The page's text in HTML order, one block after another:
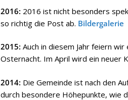
2016: 2016 ist nicht besonders
so richtig die Post ab. Bildergalerie
2015: Auch in diesem Jahr feiern
Osternacht. Im April wird ein neuer
2014: Die Gemeinde ist nach den
durch besondere Höhepunkte, wie